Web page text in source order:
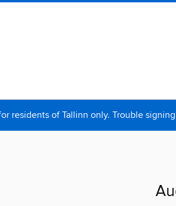
residents of Tallinn only. Trouble